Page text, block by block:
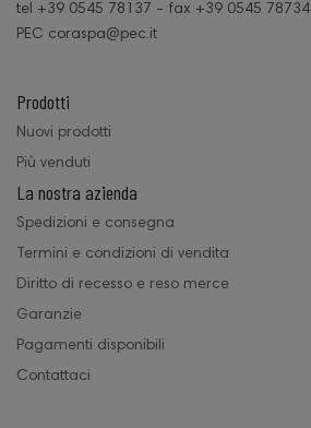
tel +39 0545 78137 - fax +39 0545 78734
PEC coraspa@pec.it
Prodotti
Nuovi prodotti
Più venduti
La nostra azienda
Spedizioni e consegna
Termini e condizioni di vendita
Diritto di recesso e reso merce
Garanzie
Pagamenti disponibili
Contattaci